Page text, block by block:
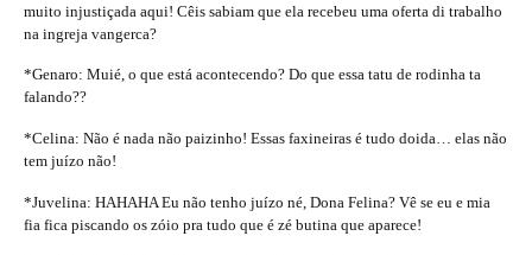
muito injustiçada aqui! Cêis sabiam que ela recebeu uma oferta di trabalho
na ingreja vangerca?
*Genaro: Muié, o que está acontecendo? Do que essa tatu de rodinha ta
falando??
*Celina: Não é nada não paizinho! Essas faxineiras é tudo doida… elas não
tem juízo não!
*Juvelina: HAHAHA Eu não tenho juízo né, Dona Felina? Vê se eu e mia
fia fica piscando os zóio pra tudo que é zé butina que aparece!